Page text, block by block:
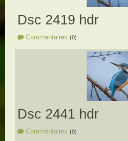
Dsc 2419 hdr
Commentaires (0)
Dsc 2441 hdr
Commentaires (0)